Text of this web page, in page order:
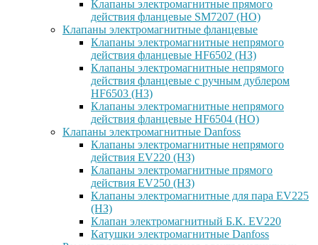
Клапаны электромагнитные прямого
действия фланцевые SM7207 (НО)
Клапаны электромагнитные фланцевые
Клапаны электромагнитные непрямого
действия фланцевые HF6502 (НЗ)
Клапаны электромагнитные непрямого
действия фланцевые с ручным дублером
HF6503 (Н3)
Клапаны электромагнитные непрямого
действия фланцевые HF6504 (НО)
Клапаны электромагнитные Danfoss
Клапаны электромагнитные непрямого
действия EV220 (НЗ)
Клапаны электромагнитные прямого
действия EV250 (НЗ)
Клапаны электромагнитные для пара EV225
(НЗ)
Клапан электромагнитный Б.К. EV220
Катушки электромагнитные Danfoss